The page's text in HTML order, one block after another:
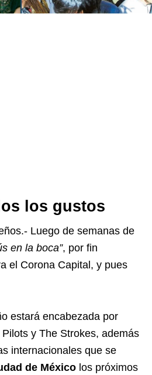
los gustos
Luego de semanas de
en la boca”, por fin
el Corona Capital, y pues
estará encabezada por
y The Strokes, además
internacionales que se
de México los próximos